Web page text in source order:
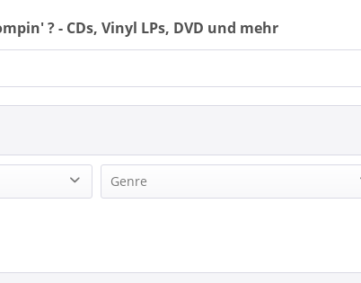
? - CDs, Vinyl LPs, DVD und mehr
Genre